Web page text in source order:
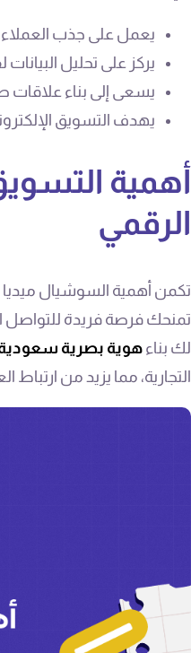
يعمل على جذب
يركز على تحليل
يسعى إلى بناء علاقات
يهدف التسويق
أهمية
الرقمي
تكمن أهمية السوشيال ميديا
تمنحك فرصة فريدة للتواصل
لك بناء هوية بصرية
التجارية، مما يزيد من